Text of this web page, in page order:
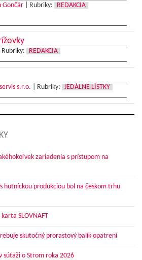
Gončár Rubriky:
REDAKCIA
Rubriky: REDAKCIA
s.r.o. Rubriky: JEDÁLNE LÍSTKY
zariadenia s prístupom na
hutníckou produkciou bol na českom trhu
SLOVNAFT
skutočný prorastový balík opatrení
súťaži o Strom roka 2026